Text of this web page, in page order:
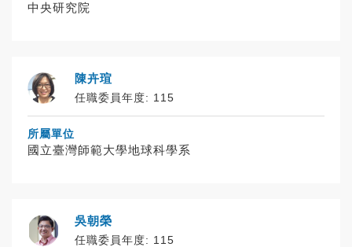
中央研究院
陳卉瑄
任職委員年度: 115
所屬單位
國立臺灣師範大學地球科學系
吳朝榮
任職委員年度: 115